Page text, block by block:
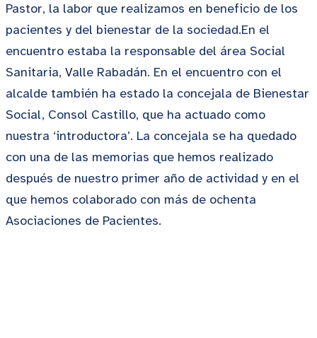
Pastor, la labor que realizamos en beneficio de los
pacientes y del bienestar de la sociedad.En el
encuentro estaba la responsable del área Social
Sanitaria, Valle Rabadán. En el encuentro con el
alcalde también ha estado la concejala de Bienestar
Social, Consol Castillo, que ha actuado como
nuestra ‘introductora’. La concejala se ha quedado
con una de las memorias que hemos realizado
después de nuestro primer año de actividad y en el
que hemos colaborado con más de ochenta
Asociaciones de Pacientes.